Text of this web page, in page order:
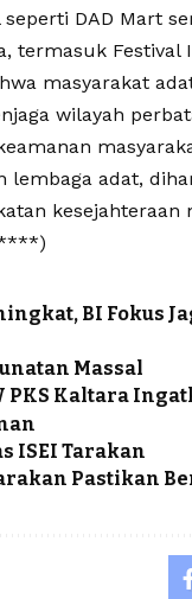
DAD Mart
termasuk Festival
masyarakat
wilayah
adat,
kesejahteraan
BI Fokus
Massal
PKS Kaltara
ISEI Tarakan
Pastikan